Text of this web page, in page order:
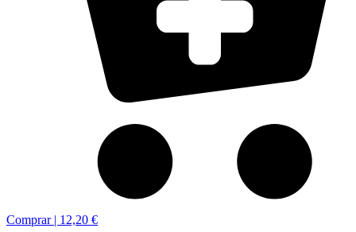
Comprar | 12,20 €